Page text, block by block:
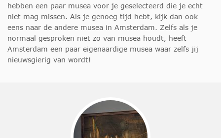
hebben een paar musea voor je geselecteerd die je echt
niet mag missen. Als je genoeg tijd hebt, kijk dan ook
eens naar de andere musea in Amsterdam. Zelfs als je
normaal gesproken niet zo van musea houdt, heeft
Amsterdam een paar eigenaardige musea waar zelfs jij
nieuwsgierig van wordt!